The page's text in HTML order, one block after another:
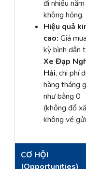
đi nhiều năm
không hỏng.
Hiệu quả
cao: Giá
kỳ bình dân
Xe Đạp
Hải, chi phí
hàng tháng
như bằng 0
(không đổ
không vé
CƠ HỘI
(Opportunities)